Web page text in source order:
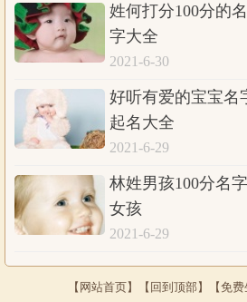
姓何打分100分的
字大全
2021-6-30
好听有爱的宝宝名
起名大全
2021-6-29
林姓男孩100分名
女孩
2021-6-29
【 网站首页】【 回到顶部】【免费